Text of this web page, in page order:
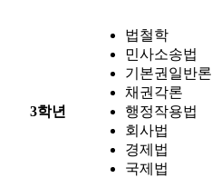
3학년
법철학
민사소송법
기본권일반론
채권각론
행정작용법
회사법
경제법
국제법